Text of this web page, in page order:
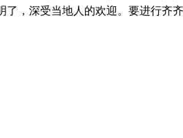
了，深受当地人的欢迎。要进行齐